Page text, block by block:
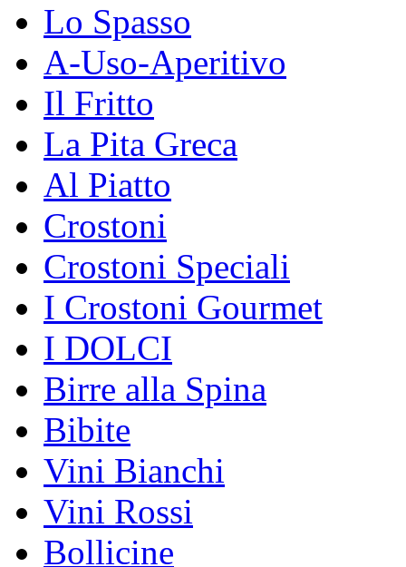
Lo Spasso
A-Uso-Aperitivo
Il Fritto
La Pita Greca
Al Piatto
Crostoni
Crostoni Speciali
I Crostoni Gourmet
I DOLCI
Birre alla Spina
Bibite
Vini Bianchi
Vini Rossi
Bollicine